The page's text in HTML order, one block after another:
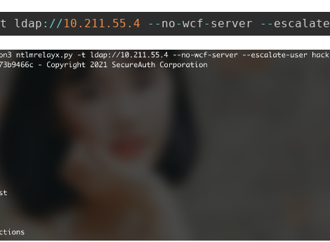
t ldap : //10.211 .55 .4 -- no-wcf- server -- escalate